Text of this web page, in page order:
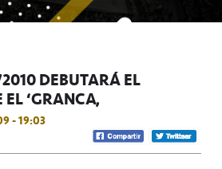
DEBUTARÁ EL
‘GRANCA’
- 19:03